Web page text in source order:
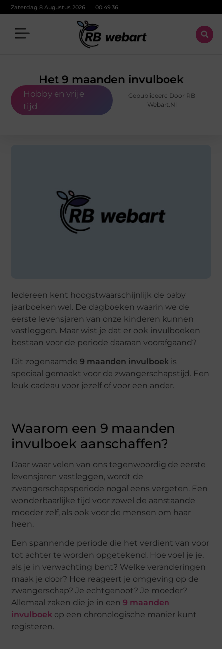
Zaterdag 8 Augustus 2026 00:49:37
Het 9 maanden invulboek
Hobby en vrije
tijd
Gepubliceerd Door RB
Webart.nl
Iedereen kent hoogstwaarschijnlijk de baby
jaarboeken wel. De dagboeken waarin we de
eerste levensjaren van onze kinderen kunnen
vastleggen. Maar wist je dat er ook invulboeken
bestaan voor de periode daaraan voorafgaand?
Dit zogenaamde 9 maanden invulboek is
speciaal gemaakt voor de zwangerschapstijd. Een
leuk cadeau voor jezelf of voor een ander.
Waarom een 9 maanden
invulboek aanschaffen?
Daar waar velen van ons tegenwoordig de eerste
levensjaren vastleggen, wordt de
zwangerschapsperiode nogal eens vergeten. Een
wonderbaarlijke tijd voor zowel de aanstaande
moeder zelf, als ook voor de mensen om haar
heen.
Een spannende periode die het verdient van voor
tot achter te worden opgetekend. Hoe voel je je,
als je in verwachting bent? Welke veranderingen
maak je door? Hoe reageert je omgeving op de
zwangerschap? Je echtgenoot? Je moeder?
Allemaal zaken die je in een9 maanden
invulboek op een chronologische manier kunt
registeren.